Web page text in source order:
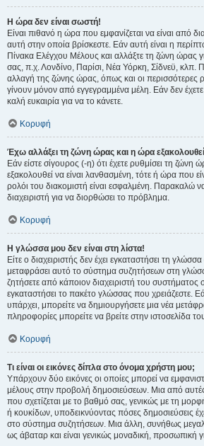
Η ώρα δεν είναι σωστή!
Είναι πιθανό η ώρα που εμφανίζεται να είναι από
αυτή στην οποία βρίσκεστε. Εάν αυτή είναι η
Πίνακα Ελέγχου Μέλους και αλλάξτε τη ζώνη ώρας
σας, π.χ. Λονδίνο, Παρίσι, Νέα Υόρκη, Σίδνεϋ, κλπ.
αλλαγή της ζώνης ώρας, όπως και οι περισσότερες
γίνουν μόνον από εγγεγραμμένα μέλη. Εάν δεν έχετε
καλή ευκαιρία για να το κάνετε.
Κορυφή
Έχω αλλάξει τη ζώνη ώρας και η ώρα
Εάν είστε σίγουρος (-η) ότι έχετε ρυθμίσει τη
εξακολουθεί να είναι λανθασμένη, τότε ή ώρα που
ρολόι του διακομιστή είναι εσφαλμένη. Παρακαλώ
διαχειριστή για να διορθώσει το πρόβλημα.
Κορυφή
Η γλώσσα μου δεν είναι στη λίστα!
Είτε ο διαχειριστής δεν έχει εγκαταστήσει τη
μεταφράσει αυτό το σύστημα συζητήσεων στη
ζητήσετε από κάποιον διαχειριστή του
εγκαταστήσει το πακέτο γλώσσας που χρειάζεστε.
υπάρχει, μπορείτε να δημιουργήσετε μια νέα
πληροφορίες μπορείτε να βρείτε στην ιστοσελίδα
Κορυφή
Τι είναι οι εικόνες δίπλα στο όνομα χρήστη μου;
Υπάρχουν δύο εικόνες οι οποίες μπορεί να
μέλους στην προβολή δημοσιεύσεων. Μια από αυτές
που σχετίζεται με το βαθμό σας, γενικώς με τη
ή κουκίδων, υποδεικνύοντας πόσες δημοσιεύσεις
στο σύστημα συζητήσεων. Μια άλλη, συνήθως
ως άβαταρ και είναι γενικώς μοναδική, προσωπική